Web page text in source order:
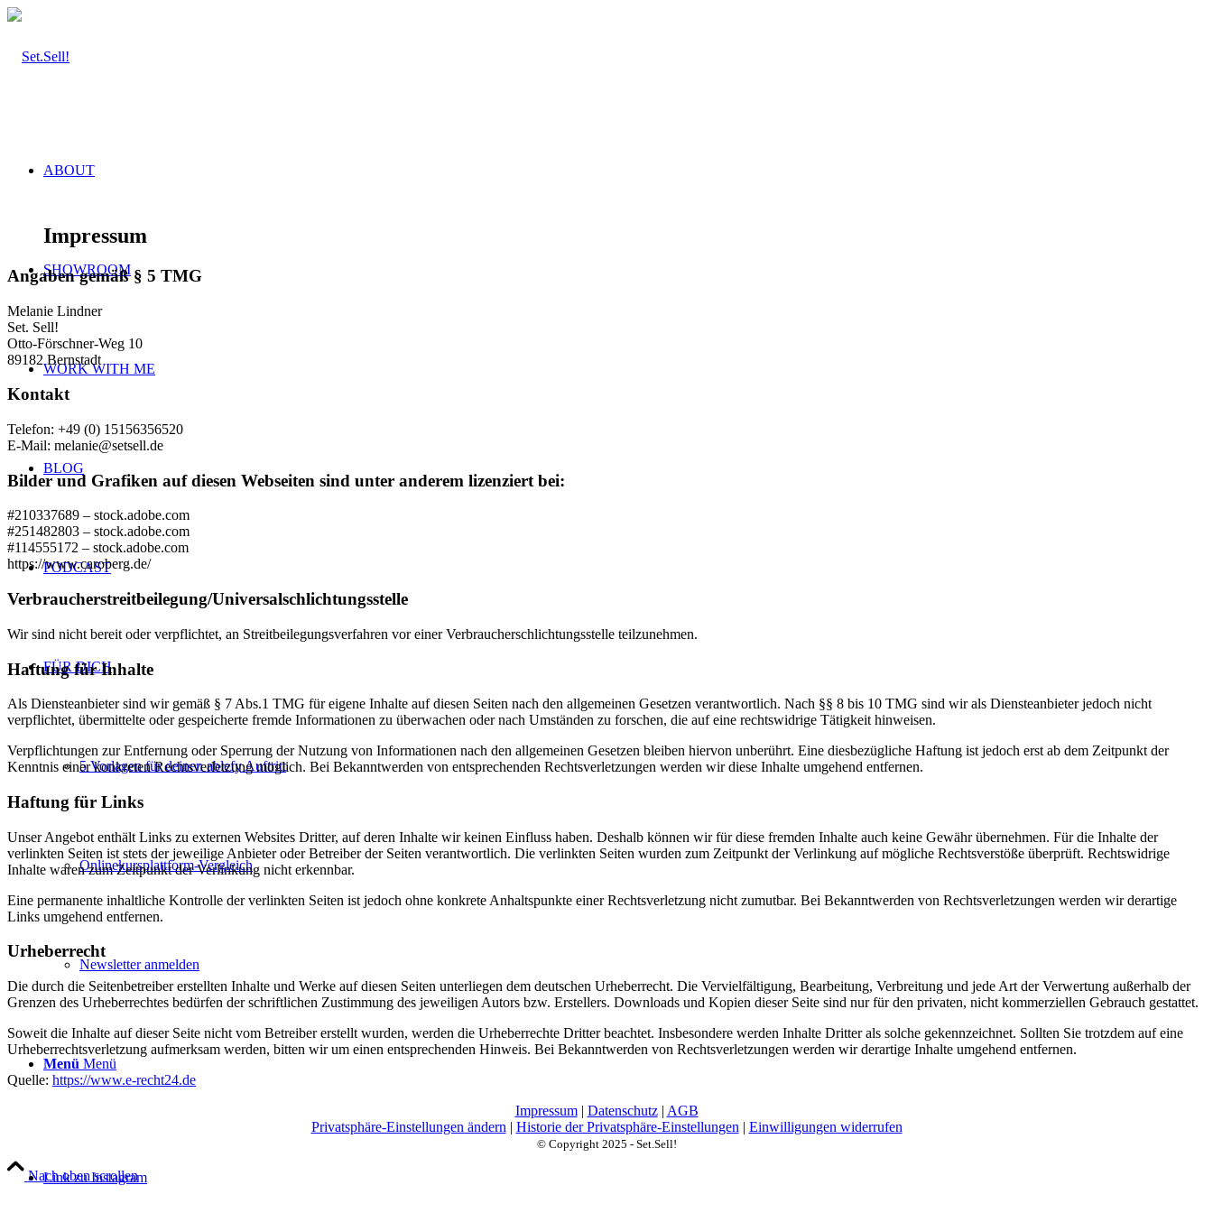
ABOUT
SHOWROOM
WORK WITH ME
BLOG
PODCAST
FÜR DICH
5 Vorlagen für deinen ablefy Auftritt
Onlinekursplattform-Vergleich
Newsletter anmelden
Menü Menü
Link zu Instagram
Impressum
Angaben gemäß § 5 TMG
Melanie Lindner
Set. Sell!
Otto-Förschner-Weg 10
89182 Bernstadt
Kontakt
Telefon: +49 (0) 15156356520
E-Mail: melanie@setsell.de
Bilder und Grafiken auf diesen Webseiten sind unter anderem lizenziert bei:
#210337689 – stock.adobe.com
#251482803 – stock.adobe.com
#114555172 – stock.adobe.com
https://www.caroberg.de/
Verbraucher­streit­beilegung/Universal­schlichtungs­stelle
Wir sind nicht bereit oder verpflichtet, an Streitbeilegungsverfahren vor einer Verbraucherschlichtungsstelle teilzunehmen.
Haftung für Inhalte
Als Diensteanbieter sind wir gemäß § 7 Abs.1 TMG für eigene Inhalte auf diesen Seiten nach den allgemeinen Gesetzen verantwortlich. Nach §§ 8 bis 10 TMG sind wir als Diensteanbieter jedoch nicht
verpflichtet, übermittelte oder gespeicherte fremde Informationen zu überwachen oder nach Umständen zu forschen, die auf eine rechtswidrige Tätigkeit hinweisen.
Verpflichtungen zur Entfernung oder Sperrung der Nutzung von Informationen nach den allgemeinen Gesetzen bleiben hiervon unberührt. Eine diesbezügliche Haftung ist jedoch erst ab dem Zeitpunkt der
Kenntnis einer konkreten Rechtsverletzung möglich. Bei Bekanntwerden von entsprechenden Rechtsverletzungen werden wir diese Inhalte umgehend entfernen.
Haftung für Links
Unser Angebot enthält Links zu externen Websites Dritter, auf deren Inhalte wir keinen Einfluss haben. Deshalb können wir für diese fremden Inhalte auch keine Gewähr übernehmen. Für die Inhalte der
verlinkten Seiten ist stets der jeweilige Anbieter oder Betreiber der Seiten verantwortlich. Die verlinkten Seiten wurden zum Zeitpunkt der Verlinkung auf mögliche Rechtsverstöße überprüft. Rechtswidrige
Inhalte waren zum Zeitpunkt der Verlinkung nicht erkennbar.
Eine permanente inhaltliche Kontrolle der verlinkten Seiten ist jedoch ohne konkrete Anhaltspunkte einer Rechtsverletzung nicht zumutbar. Bei Bekanntwerden von Rechtsverletzungen werden wir derartige
Links umgehend entfernen.
Urheberrecht
Die durch die Seitenbetreiber erstellten Inhalte und Werke auf diesen Seiten unterliegen dem deutschen Urheberrecht. Die Vervielfältigung, Bearbeitung, Verbreitung und jede Art der Verwertung außerhalb der
Grenzen des Urheberrechtes bedürfen der schriftlichen Zustimmung des jeweiligen Autors bzw. Erstellers. Downloads und Kopien dieser Seite sind nur für den privaten, nicht kommerziellen Gebrauch gestattet.
Soweit die Inhalte auf dieser Seite nicht vom Betreiber erstellt wurden, werden die Urheberrechte Dritter beachtet. Insbesondere werden Inhalte Dritter als solche gekennzeichnet. Sollten Sie trotzdem auf eine
Urheberrechtsverletzung aufmerksam werden, bitten wir um einen entsprechenden Hinweis. Bei Bekanntwerden von Rechtsverletzungen werden wir derartige Inhalte umgehend entfernen.
Quelle: https://www.e-recht24.de
Impressum| Datenschutz| AGB
Privatsphäre-Einstellungen ändern | Historie der Privatsphäre-Einstellungen | Einwilligungen widerrufen
© Copyright 2025 - Set.Sell!
Nach oben scrollen